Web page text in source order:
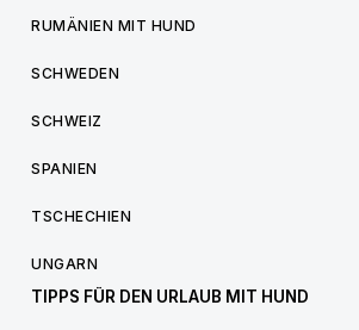
RUMÄNIEN MIT HUND
SCHWEDEN
SCHWEIZ
SPANIEN
TSCHECHIEN
UNGARN
TIPPS FÜR DEN URLAUB MIT HUND